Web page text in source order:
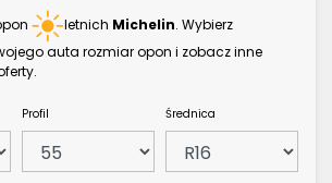
letnich Michelin. Wybierz
auta rozmiar opon i zobacz inne
Profil Średnica